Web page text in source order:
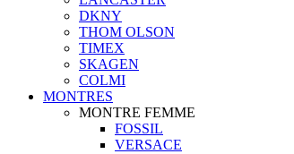
DKNY
THOM OLSON
TIMEX
SKAGEN
COLMI
MONTRES
MONTRE FEMME
FOSSIL
VERSACE